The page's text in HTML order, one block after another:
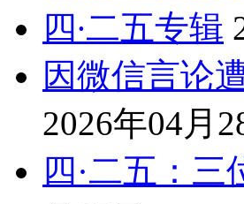
四∙二五专辑
因微信言论
2026年04月
四·二五：